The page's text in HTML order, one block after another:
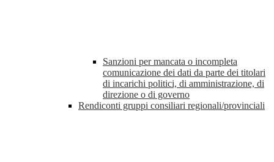
Sanzioni per mancata o incompleta
comunicazione dei dati da parte dei titolari
di incarichi politici, di amministrazione, di
direzione o di governo
Rendiconti gruppi consiliari regionali/provinciali